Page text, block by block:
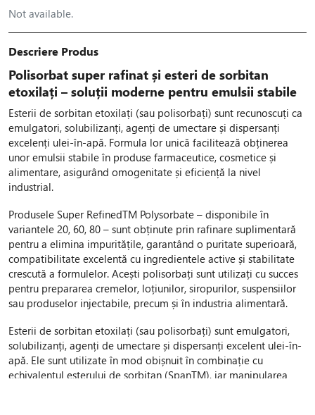
Not available.
Descriere Produs
Polisorbat super rafinat și esteri de sorbitan
etoxilați – soluții moderne pentru emulsii stabile
Esterii de sorbitan etoxilați (sau polisorbați) sunt recunoscuți ca
emulgatori, solubilizanți, agenți de umectare și dispersanți
excelenți ulei-în-apă. Formula lor unică facilitează obținerea
unor emulsii stabile în produse farmaceutice, cosmetice și
alimentare, asigurând omogenitate și eficiență la nivel
industrial.
Produsele Super RefinedTM Polysorbate – disponibile în
variantele 20, 60, 80 – sunt obținute prin rafinare suplimentară
pentru a elimina impuritățile, garantând o puritate superioară,
compatibilitate excelentă cu ingredientele active și stabilitate
crescută a formulelor. Acești polisorbați sunt utilizați cu succes
pentru prepararea cremelor, loțiunilor, siropurilor, suspensiilor
sau produselor injectabile, precum și în industria alimentară.
Esterii de sorbitan etoxilați (sau polisorbați) sunt emulgatori,
solubilizanți, agenți de umectare și dispersanți excelent ulei-în-
apă. Ele sunt utilizate în mod obișnuit în combinație cu
echivalentul esterului de sorbitan (SpanTM), iar manipularea